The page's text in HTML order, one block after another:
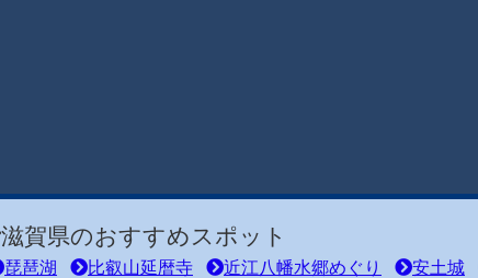
滋賀県のおすすめスポット
琵琶湖 比叡山延暦寺 近江八幡水郷めぐり 安土城